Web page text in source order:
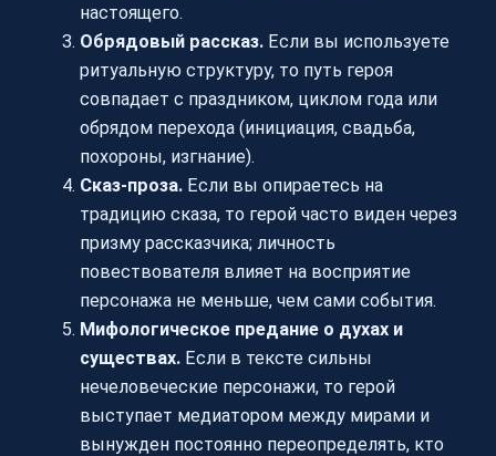
настоящего.
Обрядовый рассказ. Если вы используете
ритуальную структуру, то путь героя
совпадает с праздником, циклом года или
обрядом перехода (инициация, свадьба,
похороны, изгнание).
Сказ-проза. Если вы опираетесь на
традицию сказа, то герой часто виден через
призму рассказчика; личность
повествователя влияет на восприятие
персонажа не меньше, чем сами события.
Мифологическое предание о духах и
существах. Если в тексте сильны
нечеловеческие персонажи, то герой
выступает медиатором между мирами и
вынужден постоянно переопределять, кто